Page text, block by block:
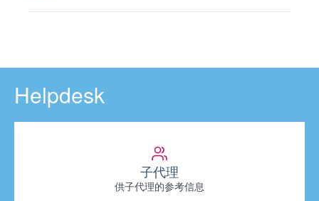
Helpdesk
子代理
供子代理的参考信息